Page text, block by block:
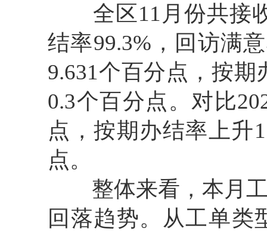
全区11月份共接收
结率99.3%，回访满
9.631个百分点，按
0.3个百分点。对比
点，按期办结率上升
点。
整体来看，本月工
回落趋势。从工单类